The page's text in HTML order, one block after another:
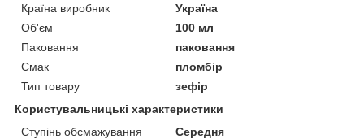
Країна виробник
Україна
Об'єм
100 мл
Паковання
паковання
Смак
пломбір
Тип товару
зефір
Користувальницькі характеристики
Ступінь обсмажування
Середня